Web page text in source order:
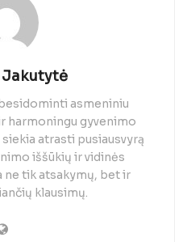
Jakutytė
asmeniniu
harmoningu gyvenimo
atrasti pusiausvyrą
iššūkių ir vidinės
ne tik atsakymų, bet ir
klausimų.